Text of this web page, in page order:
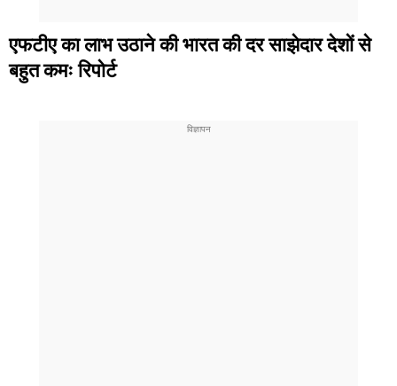
एफटीए का लाभ उठाने की भारत की दर साझेदार देशों से
बहुत कमः रिपोर्ट